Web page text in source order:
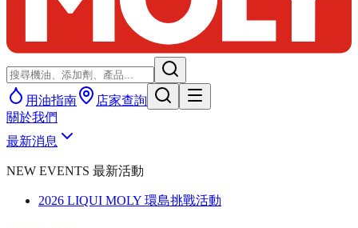
用油指南
店家查詢
關於我們
最新消息
NEW EVENTS 最新活動
2026 LIQUI MOLY 環島挑戰活動